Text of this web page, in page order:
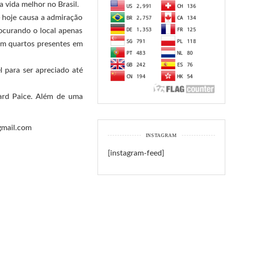
vida melhor no Brasil.
causa a admiração
o local apenas
quartos presentes em
para ser apreciado até
Paice. Além de uma
INSTAGRAM
[instagram-feed]